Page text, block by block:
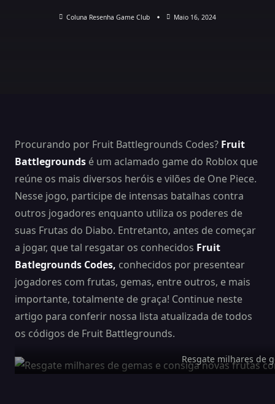
Coluna Resenha Game Club Maio 16, 2024
Procurando por Fruit Battlegrounds Codes? Fruit
Battlegrounds é um aclamado game do Roblox que
reúne os mais diversos heróis e vilões de One Piece.
Nesse jogo, participe de intensas batalhas contra
outros jogadores enquanto utiliza os poderes de
suas Frutas do Diabo. Entretanto, antes de começar
a jogar, que tal resgatar os conhecidos Fruit
Batlegrounds Codes, conhecidos por presentear
jogadores com frutas, gemas, entre outros, e mais
importante, totalmente de graça! Continue neste
artigo para conferir nossa lista atualizada de todos
os códigos de Fruit Battlegrounds.
Resgate milhares de